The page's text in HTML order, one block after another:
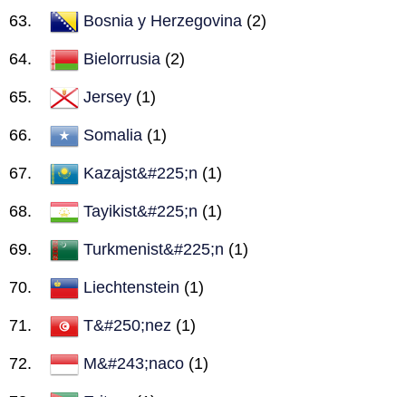
Bosnia y Herzegovina (2)
Bielorrusia (2)
Jersey (1)
Somalia (1)
Kazajst&#225;n (1)
Tayikist&#225;n (1)
Turkmenist&#225;n (1)
Liechtenstein (1)
T&#250;nez (1)
M&#243;naco (1)